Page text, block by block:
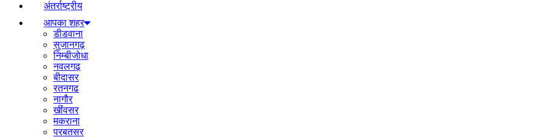
अंतर्राष्ट्रीय
आपका शहर
डीडवाना
सुजानगढ़
निम्बीजोधा
नवलगढ़
बीदासर
रतनगढ
नागौर
खींवसर
मकराना
परबतसर